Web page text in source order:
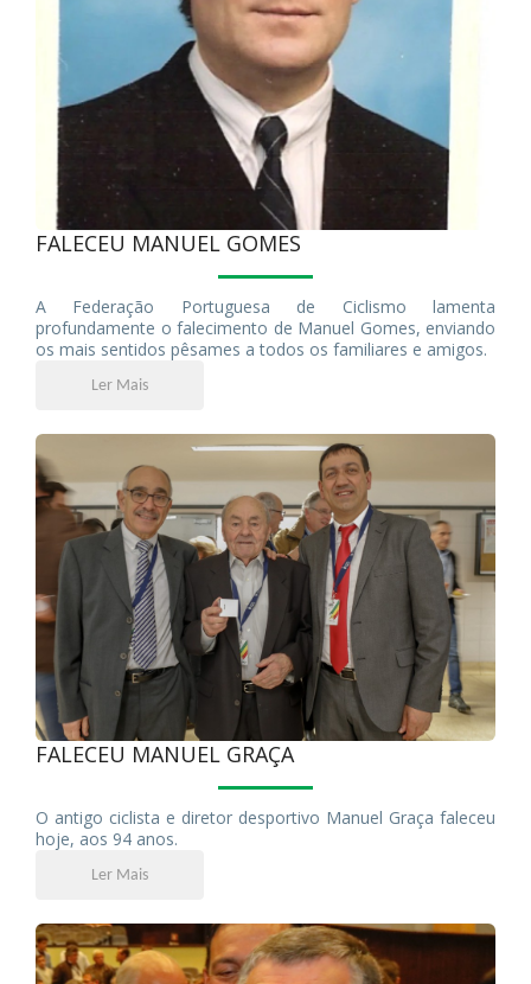
FALECEU MANUEL GOMES
A Federação Portuguesa de Ciclismo lamenta
profundamente o falecimento de Manuel Gomes, enviando
os mais sentidos pêsames a todos os familiares e amigos.
Ler Mais
FALECEU MANUEL GRAÇA
O antigo ciclista e diretor desportivo Manuel Graça faleceu
hoje, aos 94 anos.
Ler Mais